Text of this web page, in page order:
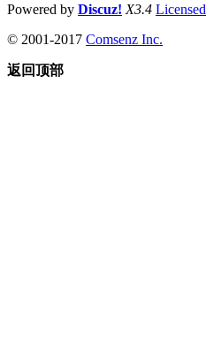
Powered by Discuz! X3.4 Licensed
© 2001-2017 Comsenz Inc.
返回顶部